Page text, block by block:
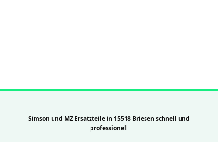
Simson und MZ Ersatzteile in 15518 Briesen schnell und
professionell